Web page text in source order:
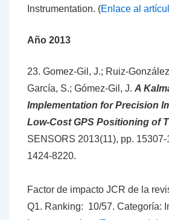
Instrumentation. (Enlace al
Año 2013
23. Gomez-Gil, J.; Ruiz-
García, S.; Gómez-Gil, J. A
Implementation for Precision
Low-Cost GPS Positioning of
SENSORS 2013(11), pp.
1424-8220.
Factor de impacto JCR de la
Q1. Ranking: 10/57. Categoría: